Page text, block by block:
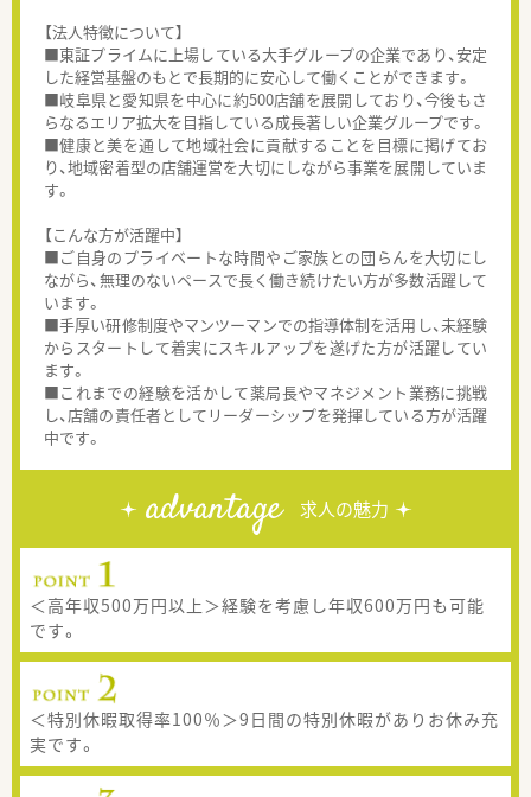
【法人特徴について】
■東証プライムに上場している大手グループの企業であり、安定
した経営基盤のもとで長期的に安心して働くことができます。
■岐阜県と愛知県を中心に約500店舗を展開しており、今後もさ
らなるエリア拡大を目指している成長著しい企業グループです。
■健康と美を通して地域社会に貢献することを目標に掲げてお
り、地域密着型の店舗運営を大切にしながら事業を展開していま
す。
【こんな方が活躍中】
■ご自身のプライベートな時間やご家族との団らんを大切にし
ながら、無理のないペースで長く働き続けたい方が多数活躍して
います。
■手厚い研修制度やマンツーマンでの指導体制を活用し、未経験
からスタートして着実にスキルアップを遂げた方が活躍してい
ます。
■これまでの経験を活かして薬局長やマネジメント業務に挑戦
し、店舗の責任者としてリーダーシップを発揮している方が活躍
中です。
advantage 求人の魅力
＜高年収500万円以上＞経験を考慮し年収600万円も可能
です。
＜特別休暇取得率100％＞9日間の特別休暇がありお休み充
実です。